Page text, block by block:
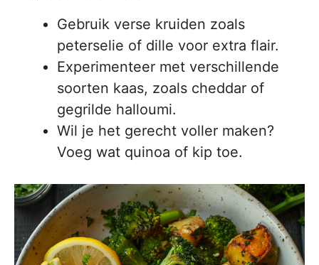
Gebruik verse kruiden zoals
peterselie of dille voor extra flair.
Experimenteer met verschillende
soorten kaas, zoals cheddar of
gegrilde halloumi.
Wil je het gerecht voller maken?
Voeg wat quinoa of kip toe.